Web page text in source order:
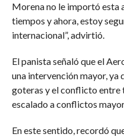
Morena no le importó esta
tiempos y ahora, estoy
internacional”, advirtió.
El panista señaló que el
una intervención mayor, ya
goteras y el conflicto entre
escalado a conflictos
En este sentido, recordó